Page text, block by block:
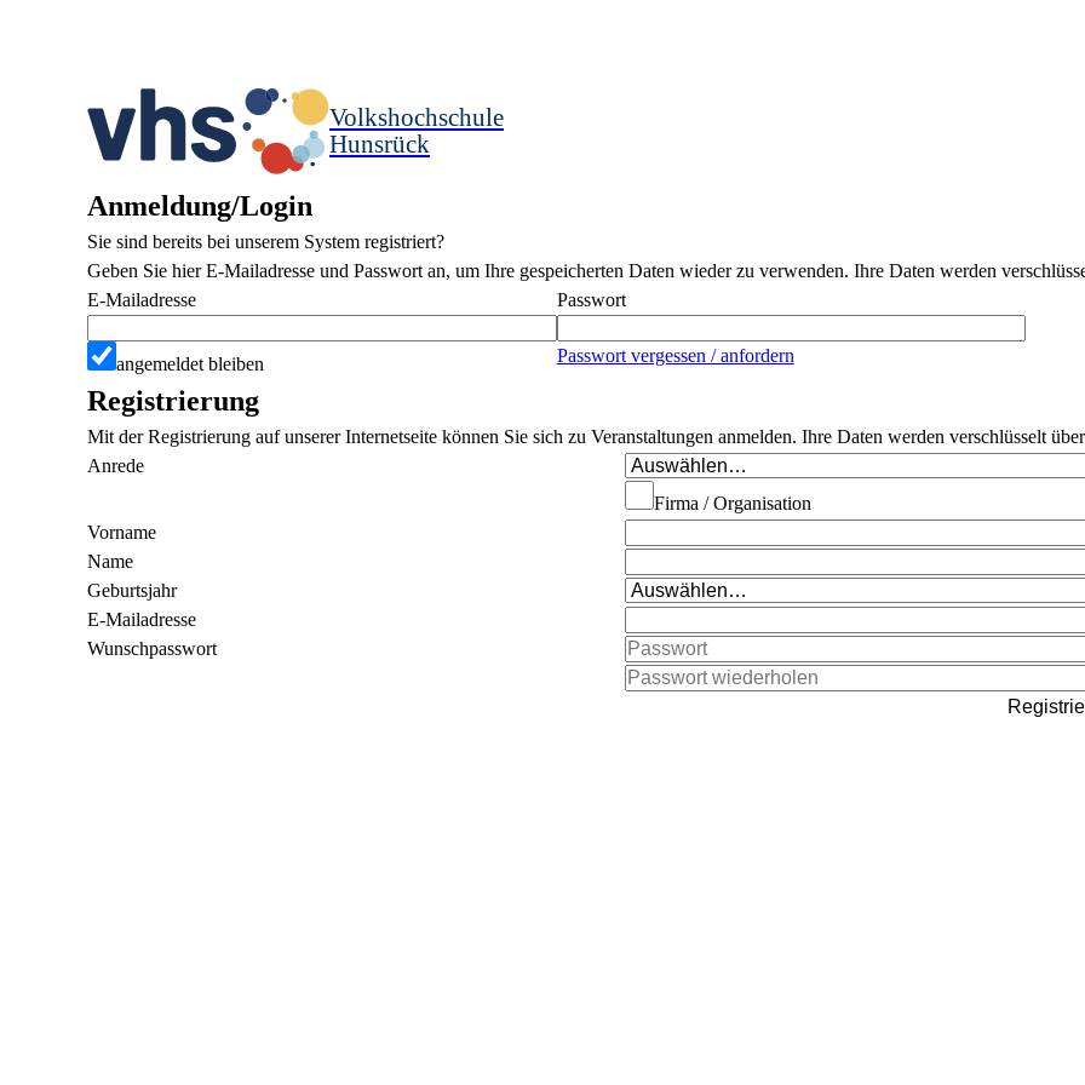
Volkshochschule
Hunsrück
Anmeldung/Login
Sie sind bereits bei unserem System registriert?
Geben Sie hier E-Mailadresse und Passwort an, um Ihre gespeicherten Daten wieder zu verwenden. Ihre Daten werden
E-Mailadresse
Passwort
angemeldet bleiben Passwort vergessen / anfordern
Registrierung
Mit der Registrierung auf unserer Internetseite können Sie sich zu Veranstaltungen anmelden. Ihre Daten werden verschlüsselt
Anrede
Firma / Organisation
Vorname
Name
Geburtsjahr
E-Mailadresse
Wunschpasswort